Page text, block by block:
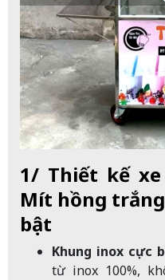
1/ Thiết kế
Mít hồng
bật
Khung inox cực
từ inox 100%,